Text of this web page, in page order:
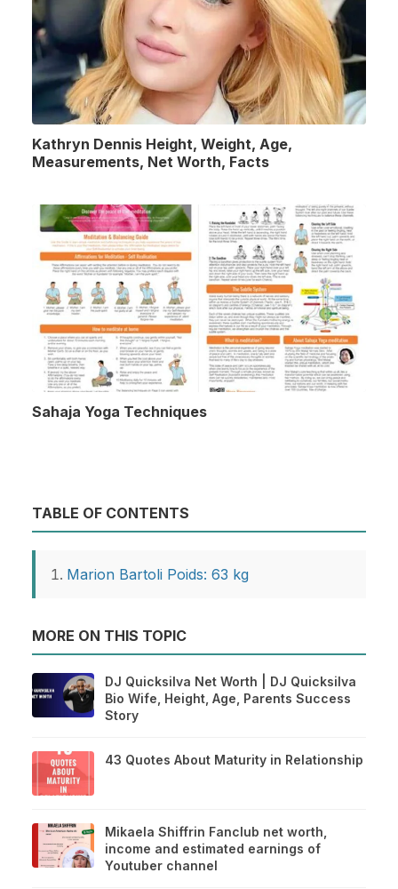
Kathryn Dennis Height, Weight, Age,
Measurements, Net Worth, Facts
Sahaja Yoga Techniques
TABLE OF CONTENTS
Marion Bartoli Poids: 63 kg
MORE ON THIS TOPIC
DJ Quicksilva Net Worth | DJ Quicksilva
Bio Wife, Height, Age, Parents Success
Story
43 Quotes About Maturity in Relationship
Mikaela Shiffrin Fanclub net worth,
income and estimated earnings of
Youtuber channel